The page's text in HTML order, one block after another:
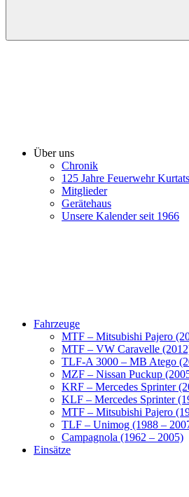
Über uns
Chronik
125 Jahre Feuerwehr
Mitglieder
Gerätehaus
Unsere Kalender seit 1966
Fahrzeuge
MTF – Mitsubishi Pajero
MTF – VW Caravelle
TLF-A 3000 – MB Atego
MZF – Nissan Puckup
KRF – Mercedes Sprinter
KLF – Mercedes Sprinter
MTF – Mitsubishi Pajero
TLF – Unimog (1988 –
Campagnola (1962 – 2005)
Einsätze